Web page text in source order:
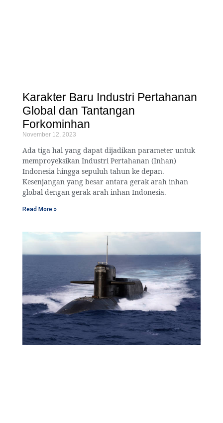
Karakter Baru Industri Pertahanan
Global dan Tantangan
Forkominhan
November 12, 2023
Ada tiga hal yang dapat dijadikan parameter untuk
memproyeksikan Industri Pertahanan (Inhan)
Indonesia hingga sepuluh tahun ke depan.
Kesenjangan yang besar antara gerak arah inhan
global dengan gerak arah inhan Indonesia.
Read More »